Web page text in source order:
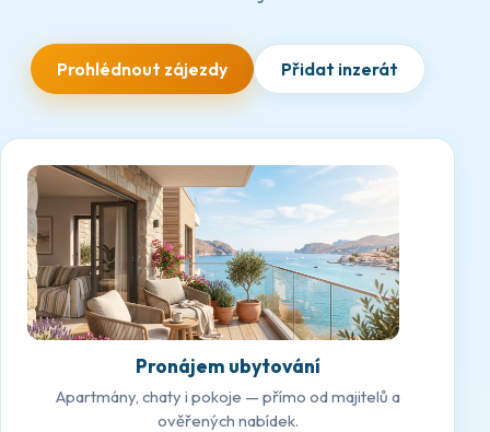
Prohlédnout zájezdy Přidat inzerát
Pronájem ubytování
Apartmány, chaty i pokoje — přímo od majitelů a
ověřených nabídek.